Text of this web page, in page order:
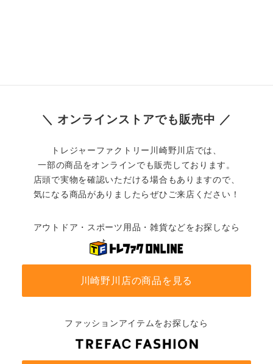
＼ オンラインストアでも販売中 ／
トレジャーファクトリー川崎野川店では、
一部の商品をオンラインでも販売しております。
店頭で実物を確認いただける場合もありますので、
気になる商品がありましたらぜひご来店ください！
アウトドア・スポーツ用品・雑貨などをお探しなら
川崎野川店の商品を見る
ファッションアイテムをお探しなら